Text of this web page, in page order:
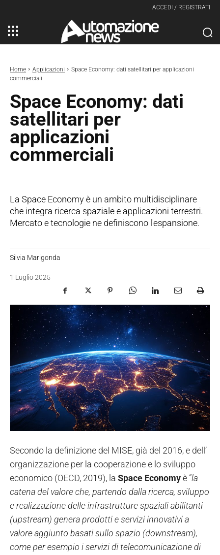
ACCEDI / REGISTRATI
Home Applicazioni
Space Economy: dati satellitari per applicazioni
commerciali
Space Economy: dati
satellitari per
applicazioni
commerciali
La Space Economy è un ambito multidisciplinare
che integra ricerca spaziale e applicazioni terrestri.
Mercato e tecnologie ne definiscono l'espansione.
Silvia Marigonda
1 Luglio 2025
Secondo la definizione del MISE, già del 2016, e dell’
organizzazione per la cooperazione e lo sviluppo
economico (OECD, 2019), la Space Economyè “la
catena del valore che, partendo dalla ricerca, sviluppo
e realizzazione delle infrastrutture spaziali abilitanti
(upstream) genera prodotti e servizi innovativi a
valore aggiunto basati sullo spazio (downstream),
come per esempio i servizi di telecomunicazione di